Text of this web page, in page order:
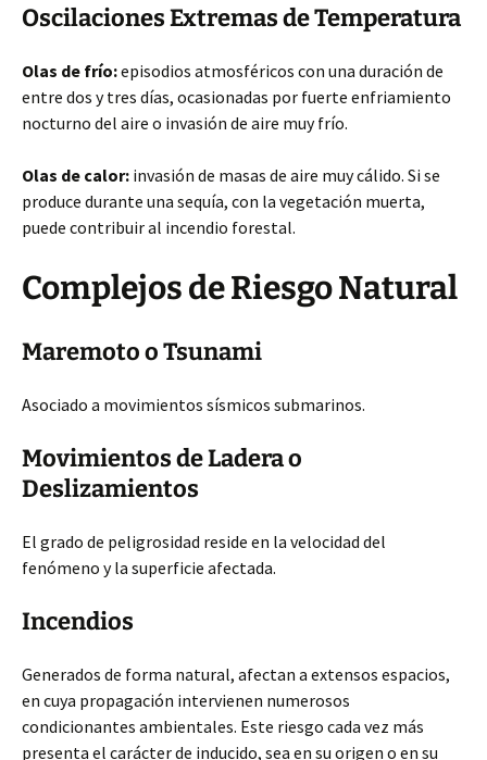
Oscilaciones Extremas de Temperatura
Olas de frío:episodios atmosféricos con una duración de
entre dos y tres días, ocasionadas por fuerte enfriamiento
nocturno del aire o invasión de aire muy frío.
Olas de calor: invasión de masas de aire muy cálido. Si se
produce durante una sequía, con la vegetación muerta,
puede contribuir al incendio forestal.
Complejos de Riesgo Natural
Maremoto o Tsunami
Asociado a movimientos sísmicos submarinos.
Movimientos de Ladera o
Deslizamientos
El grado de peligrosidad reside en la velocidad del
fenómeno y la superficie afectada.
Incendios
Generados de forma natural, afectan a extensos espacios,
en cuya propagación intervienen numerosos
condicionantes ambientales. Este riesgo cada vez más
presenta el carácter de inducido, sea en su origen o en su